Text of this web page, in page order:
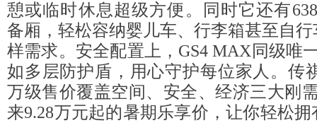
憩或临时休息超级方便。同时它还有
备厢，轻松容纳婴儿车、行李箱甚至自
样需求。安全配置上，GS4 MAX同级唯
如多层防护盾，用心守护每位家人。传
万级售价覆盖空间、安全、经济三大刚
来9.28万元起的暑期乐享价，让你轻松